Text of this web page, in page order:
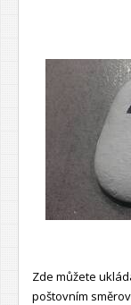
Zde můžete
poštovním